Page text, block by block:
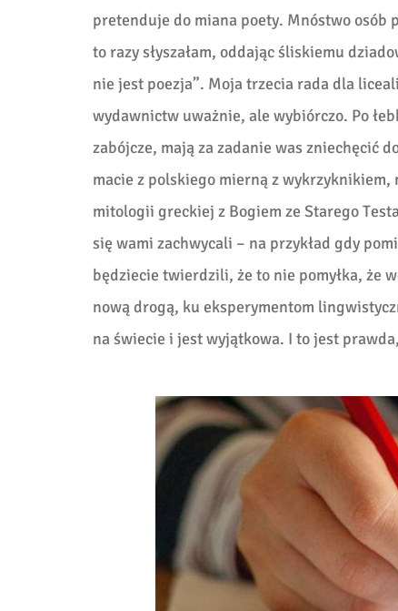
pretenduje do miana poety. Mnóstwo osób
to razy słyszałam, oddając śliskiemu
nie jest poezja”. Moja trzecia rada dla
wydawnictw uważnie, ale wybiórczo. Po
zabójcze, mają za zadanie was zniechęcić
macie z polskiego mierną z
mitologii greckiej z Bogiem ze Starego
się wami zachwycali – na przykład gdy
będziecie twierdzili, że to nie pomyłka, że
nową drogą, ku eksperymentom
na świecie i jest wyjątkowa. I to jest